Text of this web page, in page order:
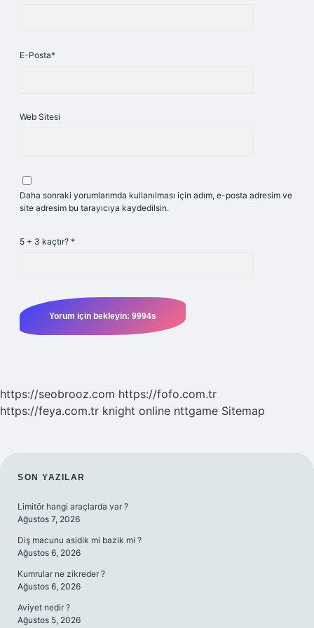
E-Posta*
Web Sitesi
Daha sonraki yorumlarımda kullanılması için adım, e-posta adresim ve
site adresim bu tarayıcıya kaydedilsin.
5 + 3 kaçtır? *
https://seobrooz.com https://fofo.com.tr
https://feya.com.tr knight online nttgame Sitemap
SIDEBAR
SON YAZILAR
Limitör hangi araçlarda var ?
Ağustos 7, 2026
Diş macunu asidik mi bazik mi ?
Ağustos 6, 2026
Kumrular ne zikreder ?
Ağustos 6, 2026
Aviyet nedir ?
Ağustos 5, 2026